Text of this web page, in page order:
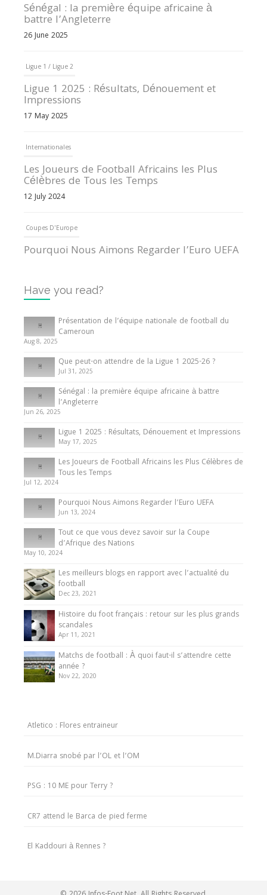
Sénégal : la première équipe africaine à
battre l’Angleterre
26 June 2025
Ligue 1 / Ligue 2
Ligue 1 2025 : Résultats, Dénouement et
Impressions
17 May 2025
Internationales
Les Joueurs de Football Africains les Plus
Célèbres de Tous les Temps
12 July 2024
Coupes D'Europe
Pourquoi Nous Aimons Regarder l’Euro UEFA
Internationales
Tout ce que vous devez savoir sur la Coupe
d’Afrique des Nations
10 May 2024
Internationales
Présentation de l’équipe nationale de football
du Cameroun
8 August 2025
Have you read?
Présentation de l’équipe nationale de football du
Cameroun
Aug 8, 2025
Que peut-on attendre de la Ligue 1 2025-26 ?
Jul 31, 2025
Sénégal : la première équipe africaine à battre
l’Angleterre
Jun 26, 2025
Ligue 1 2025 : Résultats, Dénouement et Impressions
May 17, 2025
Les Joueurs de Football Africains les Plus Célèbres de
Tous les Temps
Jul 12, 2024
Pourquoi Nous Aimons Regarder l’Euro UEFA
Jun 13, 2024
Tout ce que vous devez savoir sur la Coupe
d’Afrique des Nations
May 10, 2024
Les meilleurs blogs en rapport avec l’actualité du
football
Dec 23, 2021
Histoire du foot français : retour sur les plus grands
scandales
Apr 11, 2021
Matchs de football : À quoi faut-il s’attendre cette
année ?
Nov 22, 2020
Atletico : Flores entraineur
M.Diarra snobé par l’OL et l’OM
PSG : 10 ME pour Terry ?
CR7 attend le Barca de pied ferme
El Kaddouri à Rennes ?